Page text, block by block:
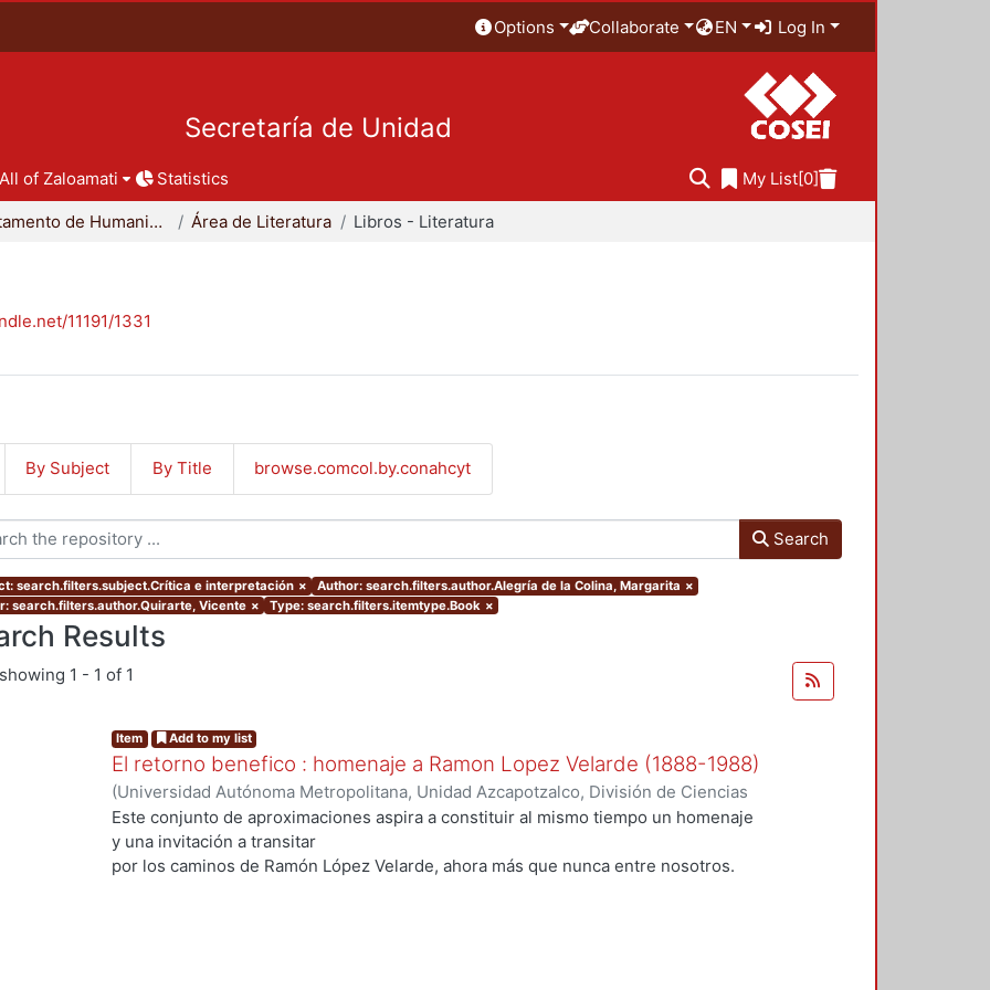
Options Collaborate EN Log In
Secretaría de Unidad
All of Zaloamati Statistics My List[0]
Departamento de Humanidades Área de Literatura Libros - Literatura
11191/1331
By Subject By Title browse.comcol.by.conahcyt
Search
search.filters.subject.Crítica e interpretación × Author: search.filters.author.Alegría de la Colina, Margarita ×
search.filters.author.Quirarte, Vicente × Type: search.filters.itemtype.Book ×
Results
1 - 1 of 1
Item Add to my list
El retorno benefico : homenaje a Ramon Lopez Velarde (1888-1988)
(Universidad Autónoma Metropolitana, Unidad Azcapotzalco, División de Ciencias
Sociales y Humanidades, Departamento de Humanidades, Área de Literatura,1988
Quirarte, Vicente;Conde Ortega, José Francisco
Leyva, Edelmira;Alegría de la Colina, Margarita;Salazar Muro, Severino;Morales,
Este conjunto de aproximaciones aspira a constituir al mismo tiempo un homenaje
y una invitación a transitar
por los caminos de Ramón López Velarde, ahora más que nunca entre nosotros.